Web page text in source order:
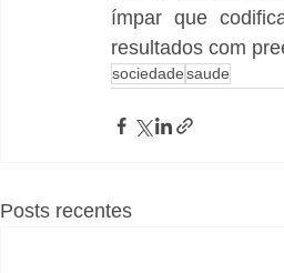
ímpar que
resultados com
sociedadesaude
Posts recentes